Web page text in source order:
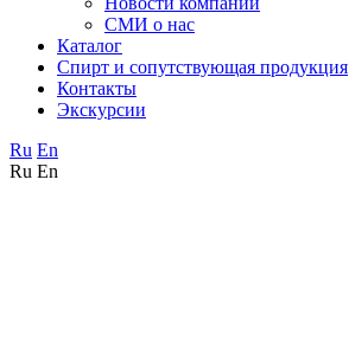
СМИ о нас
Каталог
Спирт и сопутствующая продукция
Контакты
Экскурсии
Ru En
Ru En